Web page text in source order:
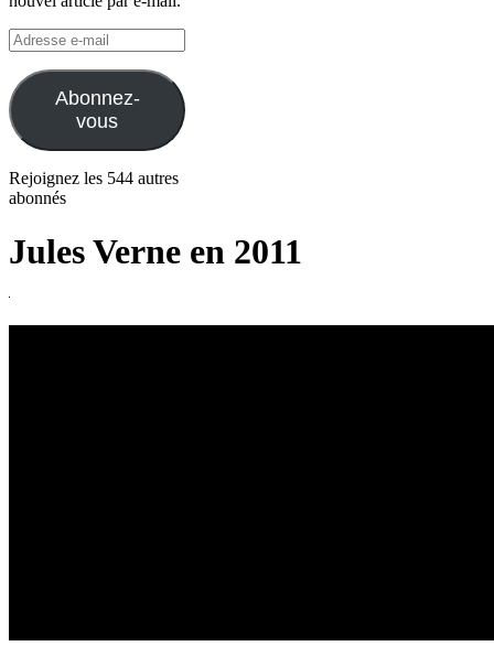
Adresse
e-
mail
Abonnez-
vous
Rejoignez les 544 autres
abonnés
Jules Verne en 2011